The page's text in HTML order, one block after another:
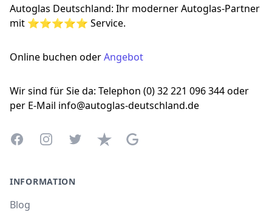
Autoglas Deutschland: Ihr moderner Autoglas-Partner
mit ⭐⭐⭐⭐⭐ Service.
Online buchen oderAngebot
Wir sind für Sie da: Telephon (0) 32 221 096 344 oder
per E-Mail info@autoglas-deutschland.de
FacebookInstagramTwitterTrustpilotGoogle Business Profile
INFORMATION
Blog